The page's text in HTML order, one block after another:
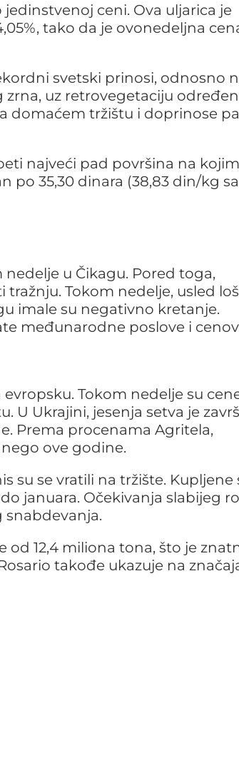
ceni. Ova uljarica je
tako da je ovonedeljna
svetski prinosi, odnosno
zrna, uz retrovegetaciju
domaćem tržištu i doprinose
najveći pad površina na
po 35,30 dinara (38,83 din/kg sa
u Čikagu. Pored toga,
Tokom nedelje, usled
imale su negativno kretanje.
međunarodne poslove i
Tokom nedelje su
U Ukrajini, jesenja setva je
Prema procenama Agritela,
ove godine.
su se vratili na tržište. Kupljene
januara. Očekivanja slabijeg
od 12,4 miliona tona, što je
takođe ukazuje na